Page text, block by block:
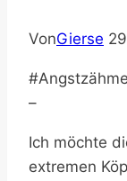
VonGierse
–
Ich möchte
extremen